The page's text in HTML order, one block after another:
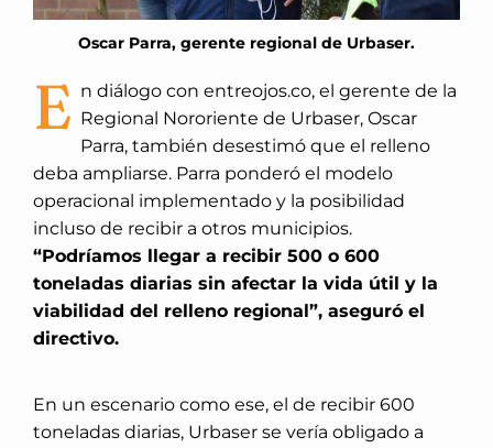
Oscar Parra, gerente regional de Urbaser.
E n diálogo con entreojos.co, el gerente de la
Regional Nororiente de Urbaser, Oscar
Parra, también desestimó que el relleno
deba ampliarse. Parra ponderó el modelo
operacional implementado y la posibilidad
incluso de recibir a otros municipios.
“Podríamos llegar a recibir 500 o 600
toneladas diarias sin afectar la vida útil y la
viabilidad del relleno regional”, aseguró el
directivo.
En un escenario como ese, el de recibir 600
toneladas diarias, Urbaser se vería obligado a